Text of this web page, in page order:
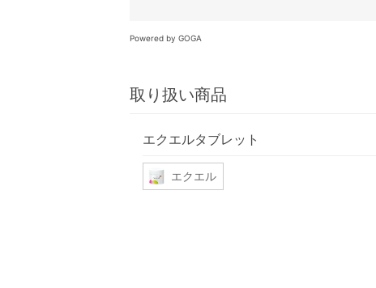
Powered by GOGA
取り扱い商品
エクエルタブレット
エクエル